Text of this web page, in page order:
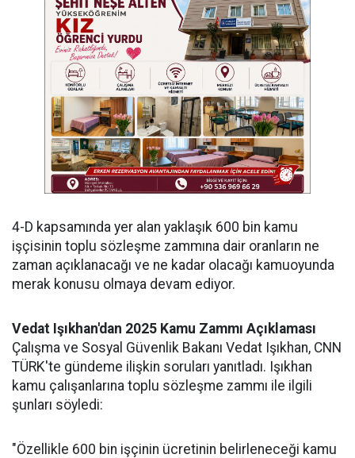
4-D kapsamında yer alan yaklaşık 600 bin kamu
işçisinin toplu sözleşme zammına dair oranların ne
zaman açıklanacağı ve ne kadar olacağı kamuoyunda
merak konusu olmaya devam ediyor.
Vedat Işıkhan'dan 2025 Kamu Zammı Açıklaması
Çalışma ve Sosyal Güvenlik Bakanı Vedat Işıkhan, CNN
TÜRK'te gündeme ilişkin soruları yanıtladı. Işıkhan
kamu çalışanlarına toplu sözleşme zammı ile ilgili
şunları söyledi:
"Özellikle 600 bin işçinin ücretinin belirleneceği kamu